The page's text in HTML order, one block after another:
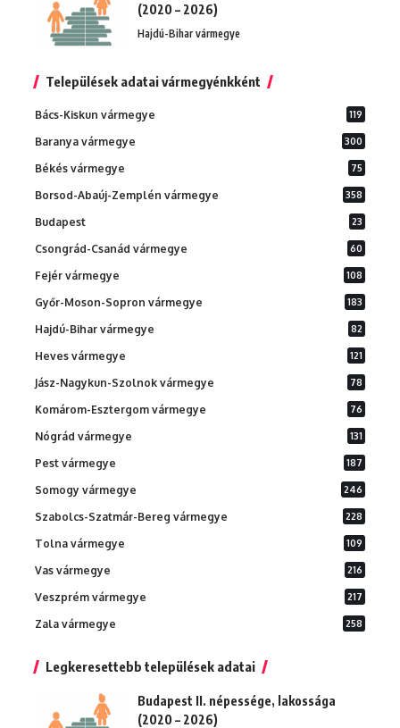
(2020 – 2026)
Hajdú-Bihar vármegye
Települések adatai vármegyénkként
Bács-Kiskun vármegye 119
Baranya vármegye 300
Békés vármegye 75
Borsod-Abaúj-Zemplén vármegye 358
Budapest 23
Csongrád-Csanád vármegye 60
Fejér vármegye 108
Győr-Moson-Sopron vármegye 183
Hajdú-Bihar vármegye 82
Heves vármegye 121
Jász-Nagykun-Szolnok vármegye 78
Komárom-Esztergom vármegye 76
Nógrád vármegye 131
Pest vármegye 187
Somogy vármegye 246
Szabolcs-Szatmár-Bereg vármegye 228
Tolna vármegye 109
Vas vármegye 216
Veszprém vármegye 217
Zala vármegye 258
Legkeresettebb települések adatai
Budapest II. népessége, lakossága
(2020 – 2026)